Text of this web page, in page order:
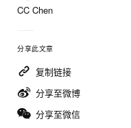
CC Chen
分享此文章
复制链接
分享至微博
分享至微信